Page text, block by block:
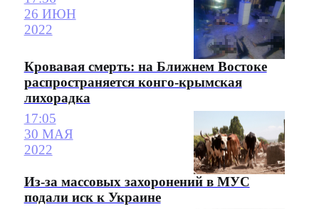
26 ИЮН
2022
Кровавая смерть: на Ближнем Востоке
распространяется конго-крымская
лихорадка
17:05
30 МАЯ
2022
Из-за массовых захоронений в МУС
подали иск к Украине